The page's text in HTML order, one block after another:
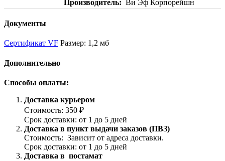
Производитель
Ви Эф Корпорейшн
Документы
Сертификат VF Размер: 1,2 мб
Дополнительно
Способы оплаты:
Доставка курьером
Стоимость: 350 ₽
Срок доставки: от 1 до 5 дней
Доставка в пункт выдачи заказов (ПВЗ)
Стоимость: Зависит от адреса доставки.
Срок доставки: от 1 до 5 дней
Доставка в постамат